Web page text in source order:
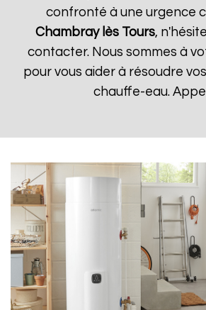
confronté à une urgence
Chambray lès Tours,
contacter. Nous sommes à
pour vous aider à résoudre
chauffe-eau.